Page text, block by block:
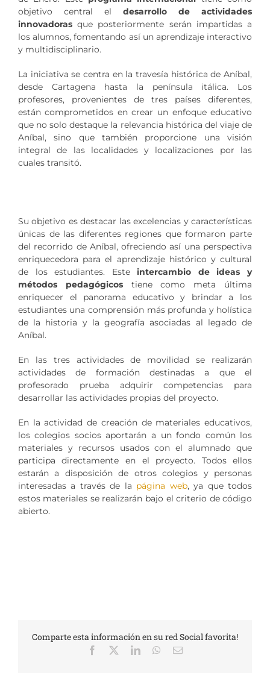
objetivo central eldesarrollo de actividades
innovadorasque posteriormente serán impartidas a
los alumnos, fomentando así un aprendizaje interactivo
y multidisciplinario.
La iniciativa se centra en la travesía histórica de Aníbal,
desde Cartagena hasta la península itálica. Los
profesores, provenientes de tres países diferentes,
están comprometidos en crear un enfoque educativo
que no solo destaque la relevancia histórica del viaje de
Aníbal, sino que también proporcione una visión
integral de las localidades y localizaciones por las
cuales transitó.
Su objetivo es destacar las excelencias y características
únicas de las diferentes regiones que formaron parte
del recorrido de Aníbal, ofreciendo así una perspectiva
enriquecedora para el aprendizaje histórico y cultural
de los estudiantes. Esteintercambio de ideas y
métodos pedagógicostiene como meta última
enriquecer el panorama educativo y brindar a los
estudiantes una comprensión más profunda y holística
de la historia y la geografía asociadas al legado de
Aníbal.
En las tres actividades de movilidad se realizarán
actividades de formación destinadas a que el
profesorado prueba adquirir competencias para
desarrollar las actividades propias del proyecto.
En la actividad de creación de materiales educativos,
los colegios socios aportarán a un fondo común los
materiales y recursos usados con el alumnado que
participa directamente en el proyecto. Todos ellos
estarán a disposición de otros colegios y personas
interesadas a través de la página web, ya que todos
estos materiales se realizarán bajo el criterio de código
abierto.
Comparte esta información en su red Social favorita!
Facebook LinkedInWhatsApp
Correo